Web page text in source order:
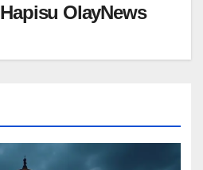
Hapisu OlayNews